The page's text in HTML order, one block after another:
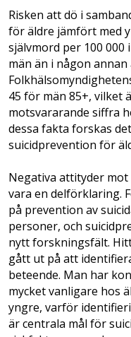
Risken att dö i
för äldre jämfört med
självmord per 100
män än i någon
45 för män 85+, vilket
motsvararande siffra
dessa fakta forskas
suicidprevention för
Negativa attityder mot
vara en delförklaring.
på prevention av
personer, och
nytt forskningsfält.
gått ut på att
beteende. Man har
mycket vanligare hos
yngre, varför
är centrala mål för